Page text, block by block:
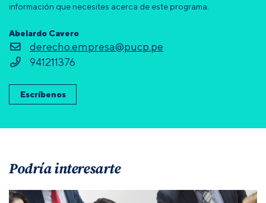
información que necesites acerca de este programa.
Abelardo Cavero
derecho.empresa@pucp.pe
941211376
Escríbenos
Podría interesarte